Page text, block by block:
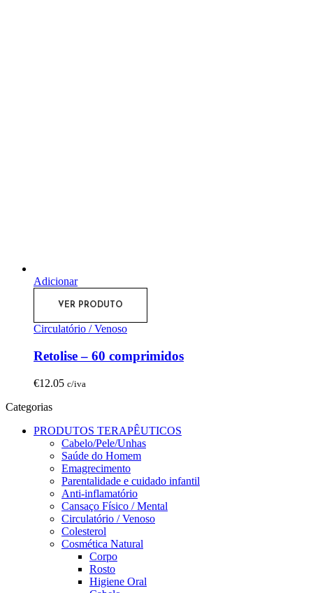
Adicionar
VER PRODUTO
Circulatório / Venoso
Retolise – 60 comprimidos
€12.05 c/iva
Categorias
PRODUTOS TERAPÊUTICOS
Cabelo/Pele/Unhas
Saúde do Homem
Emagrecimento
Parentalidade e cuidado infantil
Anti-inflamatório
Cansaço Físico / Mental
Circulatório / Venoso
Colesterol
Cosmética Natural
Corpo
Rosto
Higiene Oral